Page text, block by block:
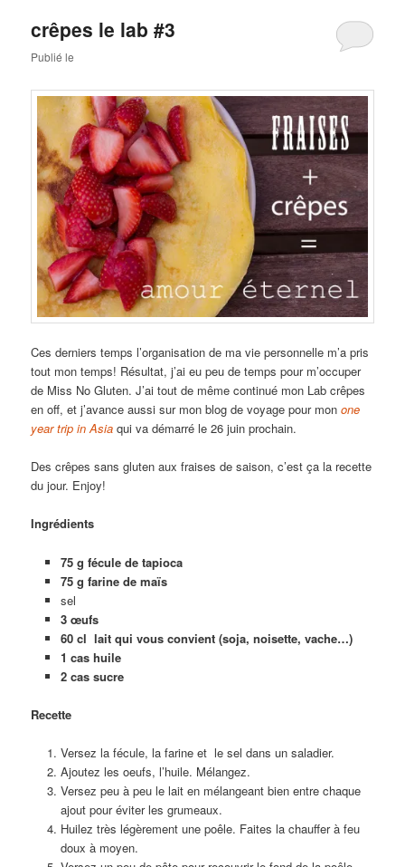
crêpes le lab #3
Publié le
Ces derniers temps l’organisation de ma vie personnelle m’a pris
tout mon temps! Résultat, j’ai eu peu de temps pour m’occuper
de Miss No Gluten. J’ai tout de même continué mon Lab crêpes
en off, et j’avance aussi sur mon blog de voyage pour monone
year trip in Asia qui va démarré le 26 juin prochain.
Des crêpes sans gluten aux fraises de saison, c’est ça la recette
du jour. Enjoy!
Ingrédients
75 g fécule de tapioca
75 g farine de maïs
sel
3 œufs
60 cl lait qui vous convient (soja, noisette, vache…)
1 cas huile
2 cas sucre
Recette
Versez la fécule, la farine et le sel dans un saladier.
Ajoutez les oeufs, l’huile. Mélangez.
Versez peu à peu le lait en mélangeant bien entre chaque
ajout pour éviter les grumeaux.
Huilez très légèrement une poêle. Faites la chauffer à feu
doux à moyen.